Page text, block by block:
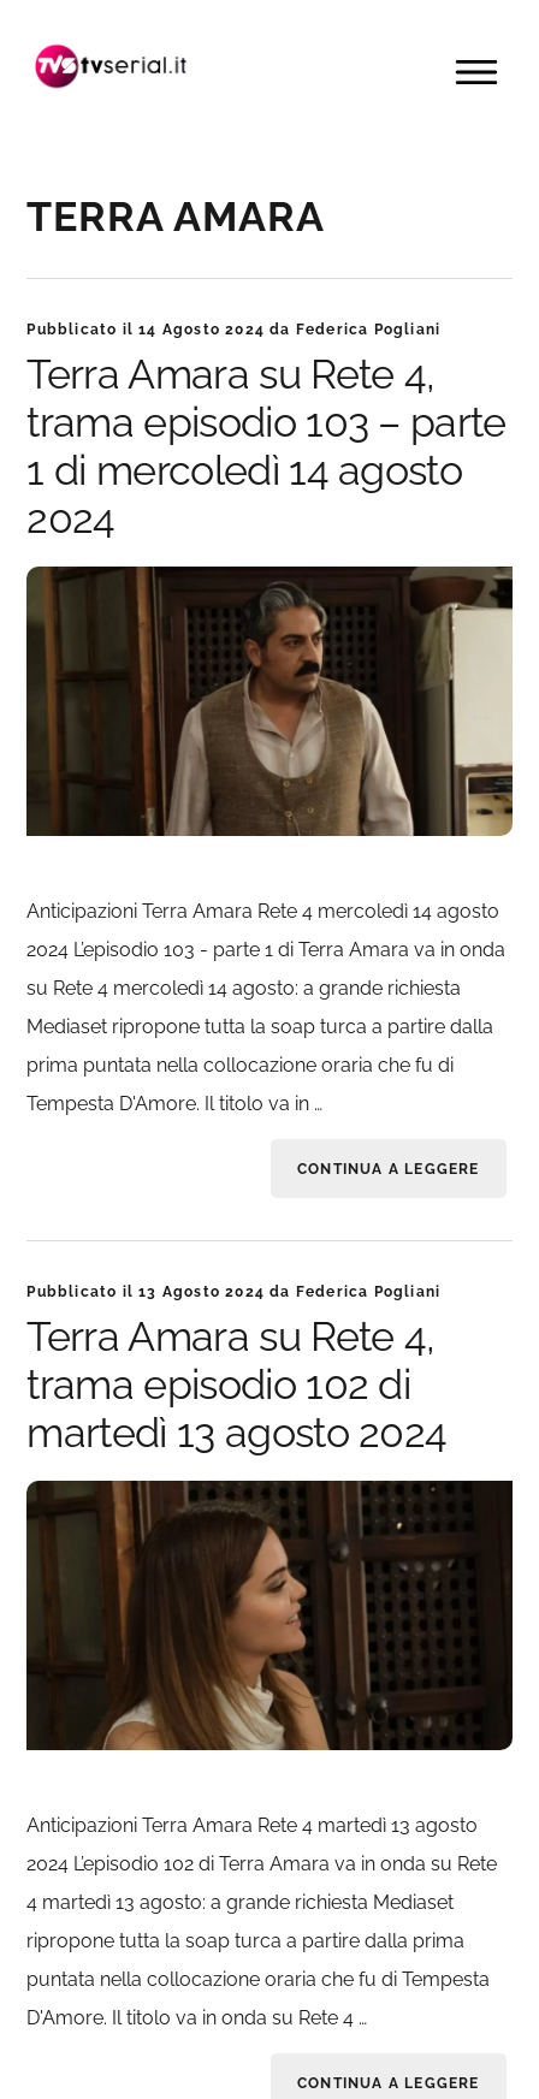
navigazione
contenuto
barra
MENU
TERRA AMARA
Pubblicato il14 Agosto 2024 da Federica Pogliani
Terra Amara su Rete 4,
trama episodio 103 – parte
1 di mercoledì 14 agosto
2024
Anticipazioni Terra Amara Rete 4 mercoledì 14 agosto
2024 L’episodio 103 - parte 1 di Terra Amara va in onda
su Rete 4 mercoledì 14 agosto: a grande richiesta
Mediaset ripropone tutta la soap turca a partire dalla
prima puntata nella collocazione oraria che fu di
Tempesta D'Amore. Il titolo va in …
CONTINUA A LEGGERE
Pubblicato il13 Agosto 2024 da Federica Pogliani
Terra Amara su Rete 4,
trama episodio 102 di
martedì 13 agosto 2024
Anticipazioni Terra Amara Rete 4 martedì 13 agosto
2024 L’episodio 102 di Terra Amara va in onda su Rete
4 martedì 13 agosto: a grande richiesta Mediaset
ripropone tutta la soap turca a partire dalla prima
puntata nella collocazione oraria che fu di Tempesta
D'Amore. Il titolo va in onda su Rete 4 …
CONTINUA A LEGGERE